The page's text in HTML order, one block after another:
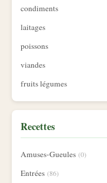
condiments
laitages
poissons
viandes
fruits légumes
Recettes
Amuses-Gueules (0)
Entrées (86)